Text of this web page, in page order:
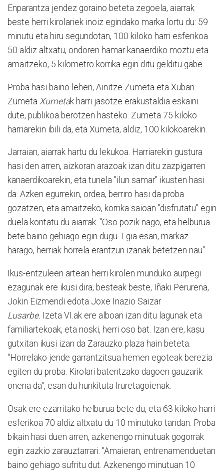
Enparantza jendez goraino beteta zegoela, aiarrak
beste herri kirolariek inoiz egindako marka lortu du: 59
minutu eta hiru segundotan, 100 kiloko harri esferikoa
50 aldiz altxatu, ondoren hamar kanaerdiko moztu eta
amaitzeko, 5 kilometro korrika egin ditu gelditu gabe.
Proba hasi baino lehen, Ainitze Zumeta eta Xuban
Zumeta Xumetak harri jasotze erakustaldia eskaini
dute, publikoa berotzen hasteko. Zumeta 75 kiloko
harriarekin ibili da, eta Xumeta, aldiz, 100 kilokoarekin.
Jarraian, aiarrak hartu du lekukoa. Harriarekin gustura
hasi den arren, aizkoran arazoak izan ditu zazpigarren
kanaerdikoarekin, eta tunela "ilun samar" ikusten hasi
da. Azken egurrekin, ordea, berriro hasi da proba
gozatzen, eta amaitzeko, korrika saioan "disfrutatu" egin
duela kontatu du aiarrak. "Oso pozik nago, eta helburua
bete baino gehiago egin dugu. Egia esan, markaz
harago, herriak horrela erantzun izanak betetzen nau".
Ikus-entzuleen artean herri kirolen munduko aurpegi
ezagunak ere ikusi dira, besteak beste, Iñaki Perurena,
Jokin Eizmendi edota Joxe Inazio Saizar
Lusarbe. Izeta VI.ak ere alboan izan ditu lagunak eta
familiartekoak, eta noski, herri oso bat. Izan ere, kasu
gutxitan ikusi izan da Zarauzko plaza hain beteta.
"Horrelako jende garrantzitsua hemen egoteak berezia
egiten du proba. Kirolari batentzako dagoen gauzarik
onena da", esan du hunkituta Iruretagoienak.
Osak ere ezarritako helburua bete du, eta 63 kiloko harri
esferikoa 70 aldiz altxatu du 10 minutuko tandan. Proba
bikain hasi duen arren, azkenengo minutuak gogorrak
egin zazkio zarauztarrari. "Amaieran, entrenamenduetan
baino gehiago sufritu dut. Azkenengo minutuan 10